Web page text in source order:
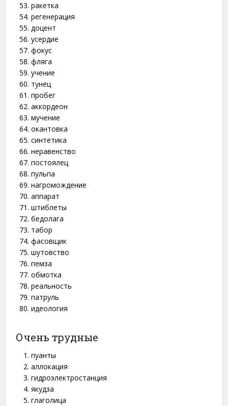
ракетка
регенерация
доцент
усердие
фокус
фляга
учение
тунец
пробег
аккордеон
мучение
окантовка
синтетика
неравенство
постоялец
пульпа
нагромождение
аппарат
штиблеты
бедолага
табор
фасовщик
шутовство
пемза
обмотка
реальность
патруль
идеология
Очень трудные
пуанты
аллокация
гидроэлектростанция
якудза
глаголица